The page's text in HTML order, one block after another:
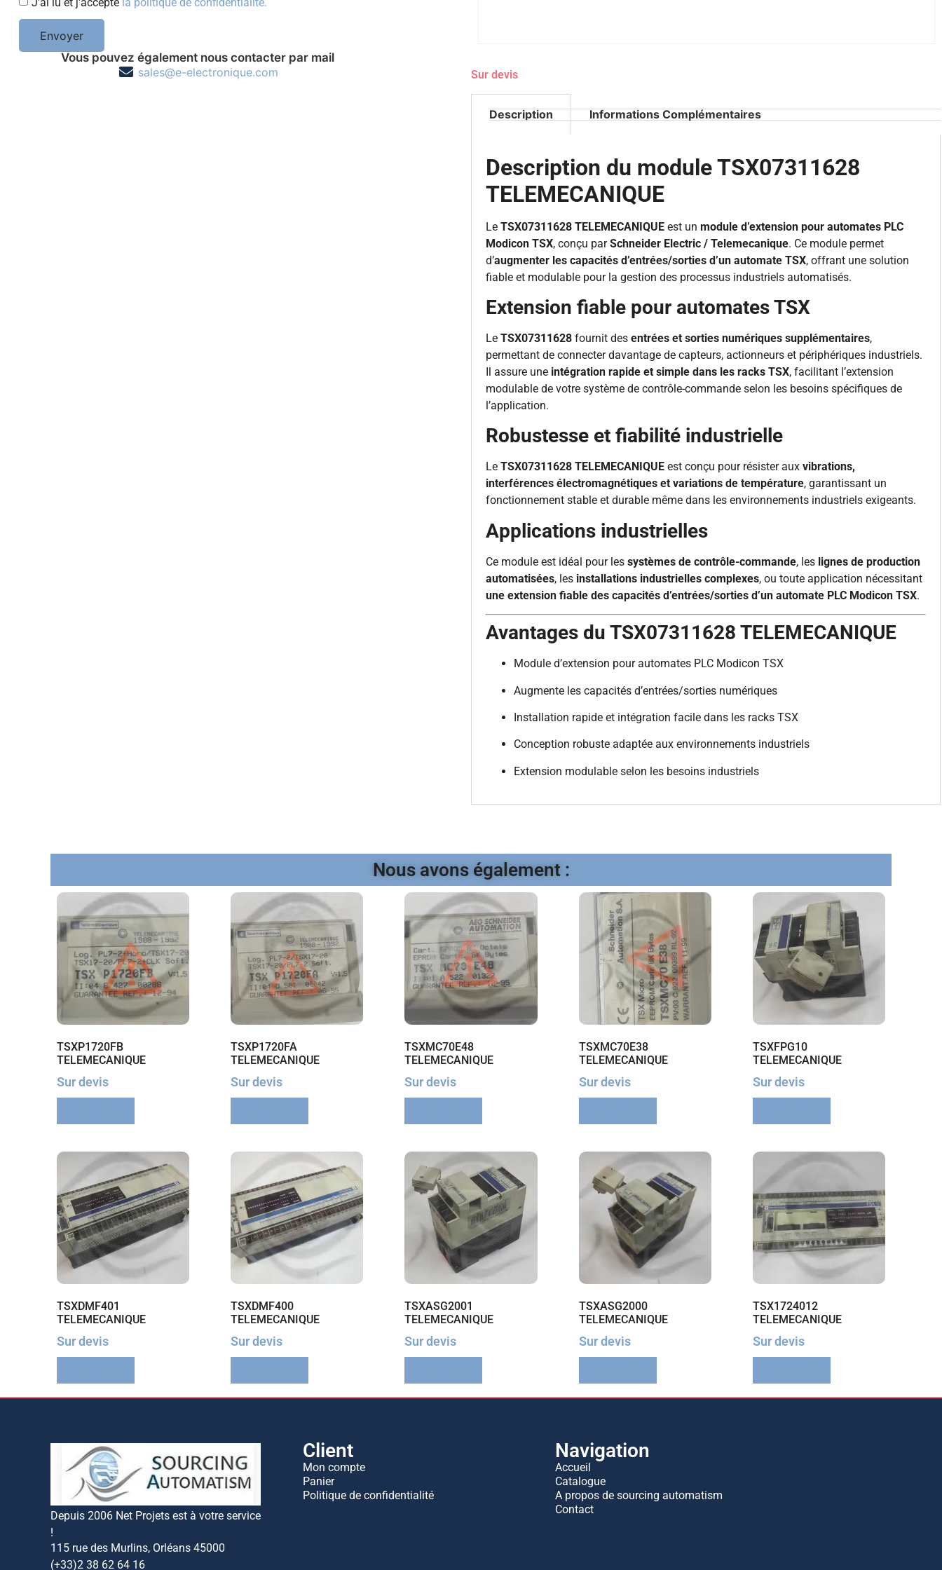
Envoyer
Vous pouvez également nous contacter par mail
sales@e-electronique.com
Sur devis
Description Informations Complémentaires
Description du module TSX07311628
TELEMECANIQUE
Le TSX07311628 TELEMECANIQUE est un module d’extension pour automates PLC
Modicon TSX, conçu parSchneider Electric / Telemecanique. Ce module permet
d’augmenter les capacités d’entrées/sorties d’un automate TSX, offrant une solution
fiable et modulable pour la gestion des processus industriels automatisés.
Extension fiable pour automates TSX
Le TSX07311628 fournit des entrées et sorties numériques supplémentaires,
permettant de connecter davantage de capteurs, actionneurs et périphériques industriels.
Il assure une intégration rapide et simple dans les racks TSX, facilitant l’extension
modulable de votre système de contrôle-commande selon les besoins spécifiques de
l’application.
Robustesse et fiabilité industrielle
Le TSX07311628 TELEMECANIQUE est conçu pour résister aux vibrations,
interférences électromagnétiques et variations de température, garantissant un
fonctionnement stable et durable même dans les environnements industriels exigeants.
Applications industrielles
Ce module est idéal pour les systèmes de contrôle-commande, les lignes de production
automatisées, les installations industrielles complexes, ou toute application nécessitant
une extension fiable des capacités d’entrées/sorties d’un automate PLC Modicon TSX.
Avantages du TSX07311628 TELEMECANIQUE
Module d’extension pour automates PLC Modicon TSX
Augmente les capacités d’entrées/sorties numériques
Installation rapide et intégration facile dans les racks TSX
Conception robuste adaptée aux environnements industriels
Extension modulable selon les besoins industriels
Nous avons également :
TSXP1720FB
TELEMECANIQUE
Sur devis
TSXP1720FA
TELEMECANIQUE
Sur devis
TSXMC70E48
TELEMECANIQUE
Sur devis
TSXMC70E38
TELEMECANIQUE
Sur devis
TSXFPG10
TELEMECANIQUE
Sur devis
TSXDMF401
TELEMECANIQUE
Sur devis
TSXDMF400
TELEMECANIQUE
Sur devis
TSXASG2001
TELEMECANIQUE
Sur devis
TSXASG2000
TELEMECANIQUE
Sur devis
TSX1724012
TELEMECANIQUE
Sur devis
Depuis 2006 Net Projets est à votre service
!
115 rue des Murlins, Orléans 45000
(+33)2 38 62 64 16
Client
Mon compte
Panier
Politique de confidentialité
Navigation
Accueil
Catalogue
A propos de sourcing automatism
Contact